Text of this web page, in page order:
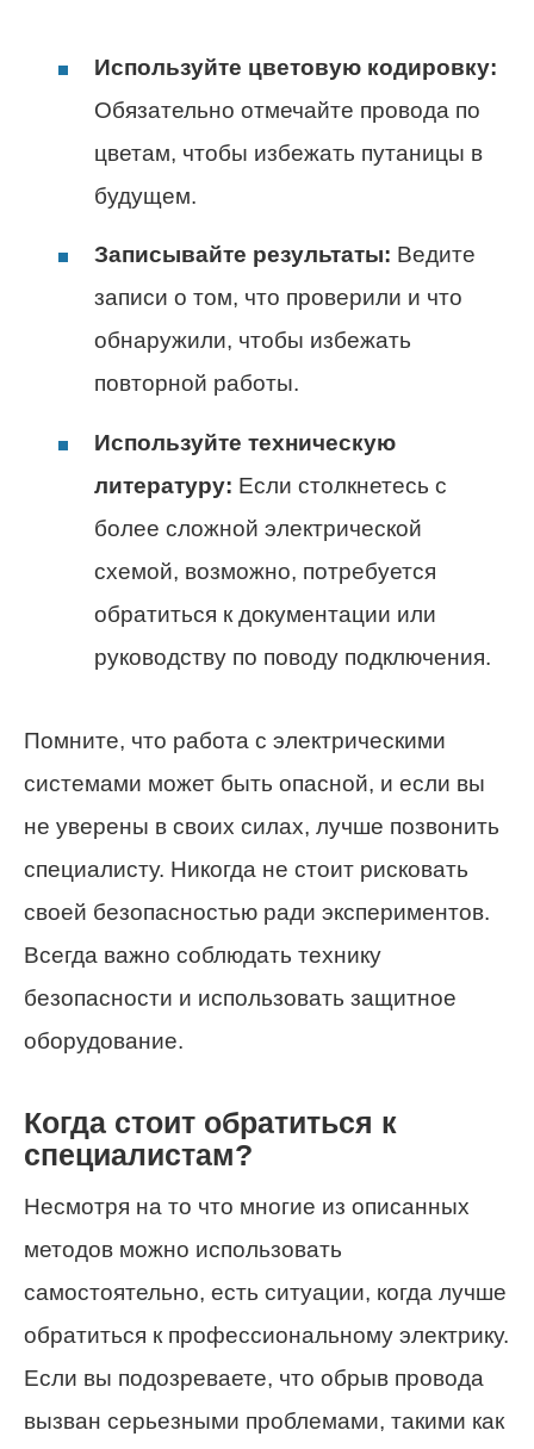
Используйте цветовую кодировку:
Обязательно отмечайте провода по
цветам, чтобы избежать путаницы в
будущем.
Записывайте результаты: Ведите
записи о том, что проверили и что
обнаружили, чтобы избежать
повторной работы.
Используйте техническую
литературу: Если столкнетесь с
более сложной электрической
схемой, возможно, потребуется
обратиться к документации или
руководству по поводу подключения.
Помните, что работа с электрическими
системами может быть опасной, и если вы
не уверены в своих силах, лучше позвонить
специалисту. Никогда не стоит рисковать
своей безопасностью ради экспериментов.
Всегда важно соблюдать технику
безопасности и использовать защитное
оборудование.
Когда стоит обратиться к
специалистам?
Несмотря на то что многие из описанных
методов можно использовать
самостоятельно, есть ситуации, когда лучше
обратиться к профессиональному электрику.
Если вы подозреваете, что обрыв провода
вызван серьезными проблемами, такими как